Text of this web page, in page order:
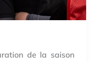
de la saison